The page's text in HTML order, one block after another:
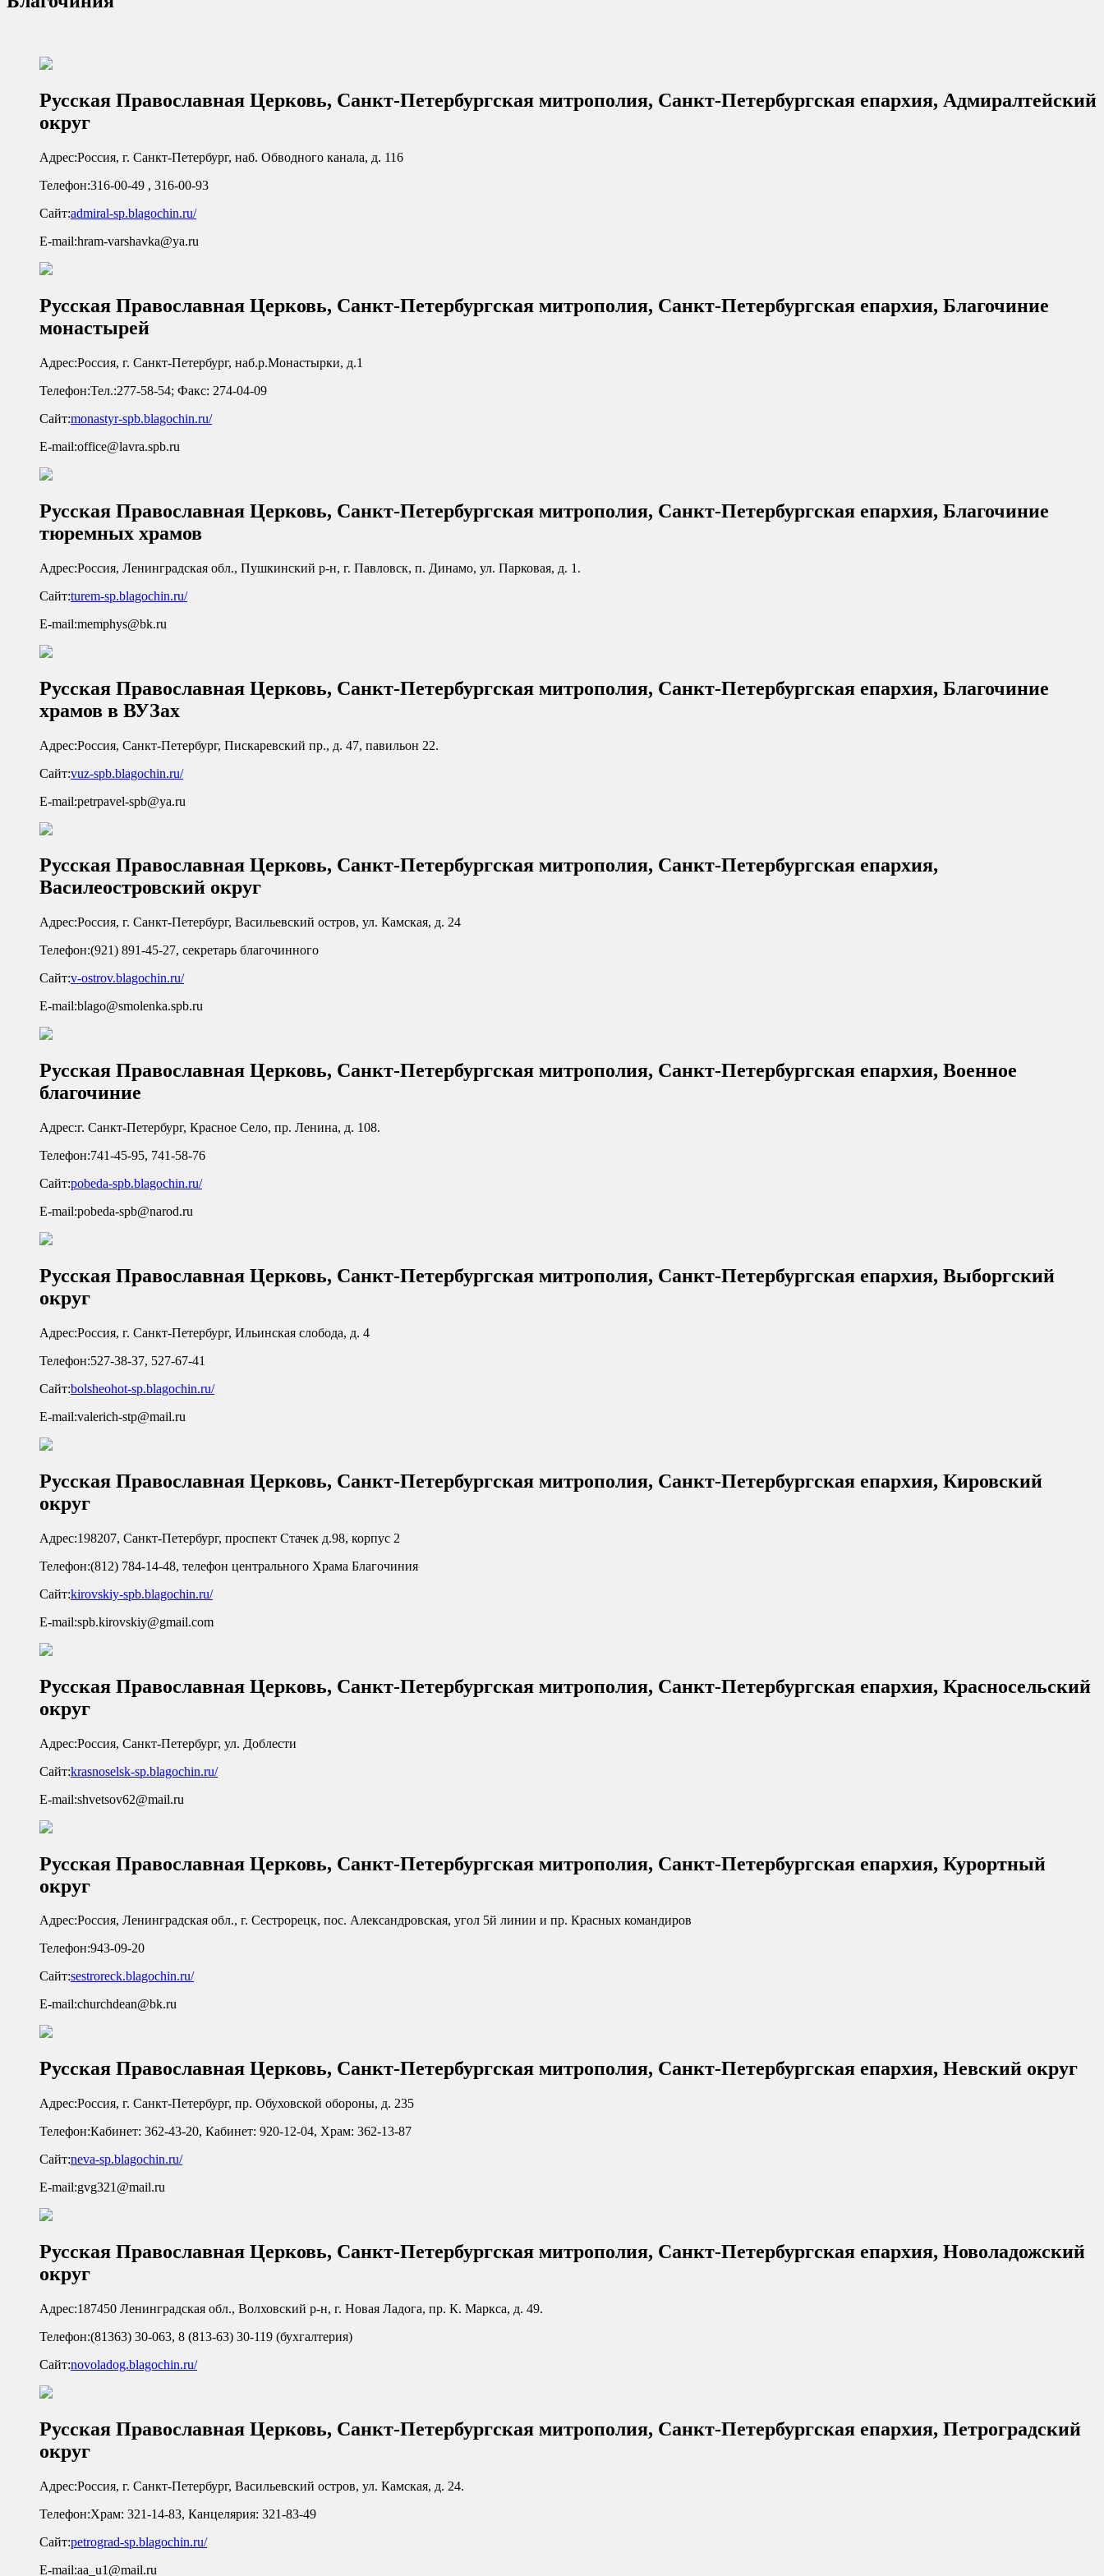
Русская Православная Церковь, Санкт-Петербургская митрополия, Санкт-Петербургская епархия, Адмиралтейский
округ
Адрес:Россия, г. Санкт-Петербург, наб. Обводного канала, д. 116
Телефон:316-00-49 , 316-00-93
Сайт:admiral-sp.blagochin.ru/
E-mail:hram-varshavka@ya.ru
Русская Православная Церковь, Санкт-Петербургская митрополия, Санкт-Петербургская епархия, Благочиние
монастырей
Адрес:Россия, г. Санкт-Петербург, наб.р.Монастырки, д.1
Телефон:Тел.:277-58-54; Факс: 274-04-09
Сайт:monastyr-spb.blagochin.ru/
E-mail:office@lavra.spb.ru
Русская Православная Церковь, Санкт-Петербургская митрополия, Санкт-Петербургская епархия, Благочиние
тюремных храмов
Адрес:Россия, Ленинградская обл., Пушкинский р-н, г. Павловск, п. Динамо, ул. Парковая, д. 1.
Сайт:turem-sp.blagochin.ru/
E-mail:memphys@bk.ru
Русская Православная Церковь, Санкт-Петербургская митрополия, Санкт-Петербургская епархия, Благочиние
храмов в ВУЗах
Адрес:Россия, Санкт-Петербург, Пискаревский пр., д. 47, павильон 22.
Сайт:vuz-spb.blagochin.ru/
E-mail:petrpavel-spb@ya.ru
Русская Православная Церковь, Санкт-Петербургская митрополия, Санкт-Петербургская епархия,
Василеостровский округ
Адрес:Россия, г. Санкт-Петербург, Васильевский остров, ул. Камская, д. 24
Телефон:(921) 891-45-27, секретарь благочинного
Сайт:v-ostrov.blagochin.ru/
E-mail:blago@smolenka.spb.ru
Русская Православная Церковь, Санкт-Петербургская митрополия, Санкт-Петербургская епархия, Военное
благочиние
Адрес:г. Санкт-Петербург, Красное Село, пр. Ленина, д. 108.
Телефон:741-45-95, 741-58-76
Сайт:pobeda-spb.blagochin.ru/
E-mail:pobeda-spb@narod.ru
Русская Православная Церковь, Санкт-Петербургская митрополия, Санкт-Петербургская епархия, Выборгский
округ
Адрес:Россия, г. Санкт-Петербург, Ильинская слобода, д. 4
Телефон:527-38-37, 527-67-41
Сайт:bolsheohot-sp.blagochin.ru/
E-mail:valerich-stp@mail.ru
Русская Православная Церковь, Санкт-Петербургская митрополия, Санкт-Петербургская епархия, Кировский
округ
Адрес:198207, Санкт-Петербург, проспект Стачек д.98, корпус 2
Телефон:(812) 784-14-48, телефон центрального Храма Благочиния
Сайт:kirovskiy-spb.blagochin.ru/
E-mail:spb.kirovskiy@gmail.com
Русская Православная Церковь, Санкт-Петербургская митрополия, Санкт-Петербургская епархия, Красносельский
округ
Адрес:Россия, Санкт-Петербург, ул. Доблести
Сайт:krasnoselsk-sp.blagochin.ru/
E-mail:shvetsov62@mail.ru
Русская Православная Церковь, Санкт-Петербургская митрополия, Санкт-Петербургская епархия, Курортный
округ
Адрес:Россия, Ленинградская обл., г. Сестрорецк, пос. Александровская, угол 5й линии и пр. Красных командиров
Телефон:943-09-20
Сайт:sestroreck.blagochin.ru/
E-mail:churchdean@bk.ru
Русская Православная Церковь, Санкт-Петербургская митрополия, Санкт-Петербургская епархия, Невский округ
Адрес:Россия, г. Санкт-Петербург, пр. Обуховской обороны, д. 235
Телефон:Кабинет: 362-43-20, Кабинет: 920-12-04, Храм: 362-13-87
Сайт:neva-sp.blagochin.ru/
E-mail:gvg321@mail.ru
Русская Православная Церковь, Санкт-Петербургская митрополия, Санкт-Петербургская епархия, Новоладожский
округ
Адрес:187450 Ленинградская обл., Волховский р-н, г. Новая Ладога, пр. К. Маркса, д. 49.
Телефон:(81363) 30-063, 8 (813-63) 30-119 (бухгалтерия)
Сайт:novoladog.blagochin.ru/
Русская Православная Церковь, Санкт-Петербургская митрополия, Санкт-Петербургская епархия, Петроградский
округ
Адрес:Россия, г. Санкт-Петербург, Васильевский остров, ул. Камская, д. 24.
Телефон:Храм: 321-14-83, Канцелярия: 321-83-49
Сайт:petrograd-sp.blagochin.ru/
E-mail:aa_u1@mail.ru